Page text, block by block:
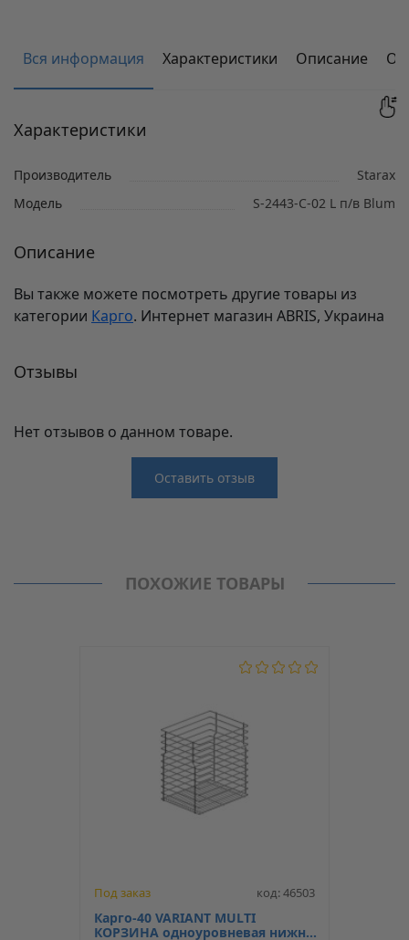
Вся информация Характеристики Описание
Характеристики
Производитель
Starax
Модель
S-2443-С-02 L п/в Blum
Описание
Вы также можете посмотреть другие товары из
категории Карго. Интернет магазин ABRIS, Украина
Отзывы
Нет отзывов о данном товаре.
Оставить отзыв
Модель
S-2443-С-02 L п/в Blum
КаргоПОХОЖИЕ ТОВАРЫ
Под заказ код: 46503
Карго-40 VARIANT MULTI
КОРЗИНА одноуровневая нижн.,